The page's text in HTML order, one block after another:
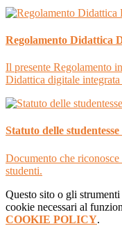
Regolamento Didattica
Il presente Regolamento
Didattica digitale integrata
Statuto delle
Documento che
studenti.
Questo sito o gli
cookie necessari al
COOKIE POLICY.